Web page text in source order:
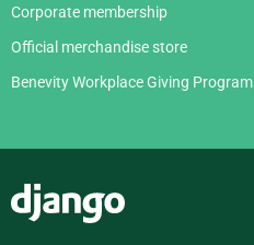
Corporate membership
Official merchandise store
Benevity Workplace Giving Program